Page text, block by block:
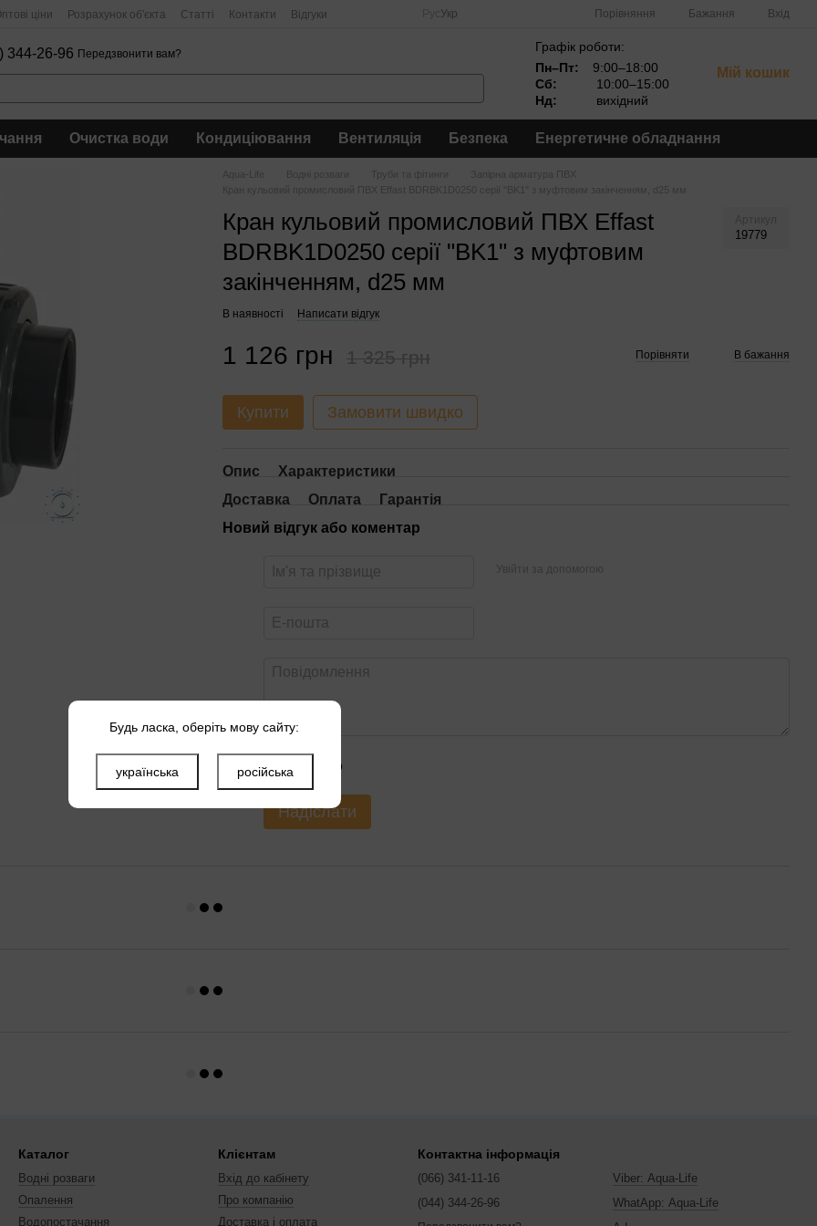
ціни Розрахунок об'єкта Статті Контакти Відгуки Укр Порівняння Бажання Вхід
344-26-96 Передзвонити вам?
Графік роботи:
Пн–Пт:
9:00–18:00
Сб:
10:00–15:00
Нд:
вихідний
Мій кошик
Очистка води Кондиціювання Вентиляція Безпека Енергетичне обладнання
Aqua-Life Водні розваги Труби та фітинги
Запірна арматура ПВХ
Кран кульовий промисловий ПВХ Effast BDRBK1D0250 серії "BK1" з муфтовим закінченням, d25 мм
Кран кульовий промисловий ПВХ Effast
BDRBK1D0250 серії "BK1" з муфтовим
закінченням, d25 мм
19779
В наявності Написати відгук
1 126 грн 1 325 грн Порівняти В бажання
Купити Замовити швидко
Опис
Характеристики
Доставка
Оплата
Гарантія
Новий відгук або коментар
Увійти за допомогою
Оцініть товар
Надіслати
Каталог
Водні розваги
Опалення
Водопостачання
Клієнтам
Вхід до кабінету
Про компанію
Доставка і оплата
Контактна інформація
(066) 341-11-16
(044) 344-26-96
Viber: Aqua-Life
WhatApp: Aqua-Life
Будь ласка, оберіть мову сайту:
українська російська